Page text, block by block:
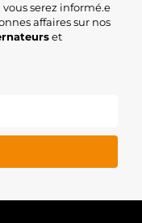
serez informé.e
affaires sur nos
et